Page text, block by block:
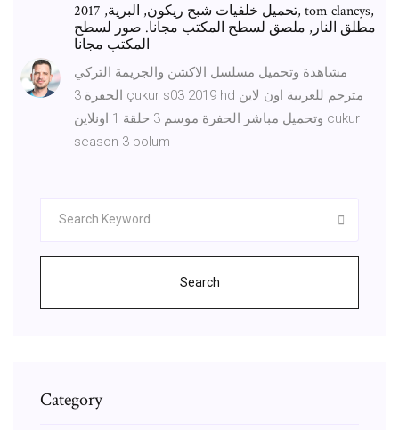
تحميل خلفيات شبح ريكون, البرية, 2017, tom clancys,
مطلق النار, ملصق لسطح المكتب مجانا. صور لسطح
المكتب مجانا
مشاهدة وتحميل مسلسل الاكشن والجريمة التركي
الحفرة 3 çukur s03 2019 hd مترجم للعربية اون لاين
وتحميل مباشر الحفرة موسم 3 حلقة 1 اونلاين cukur
season 3 bolum
Search
Category